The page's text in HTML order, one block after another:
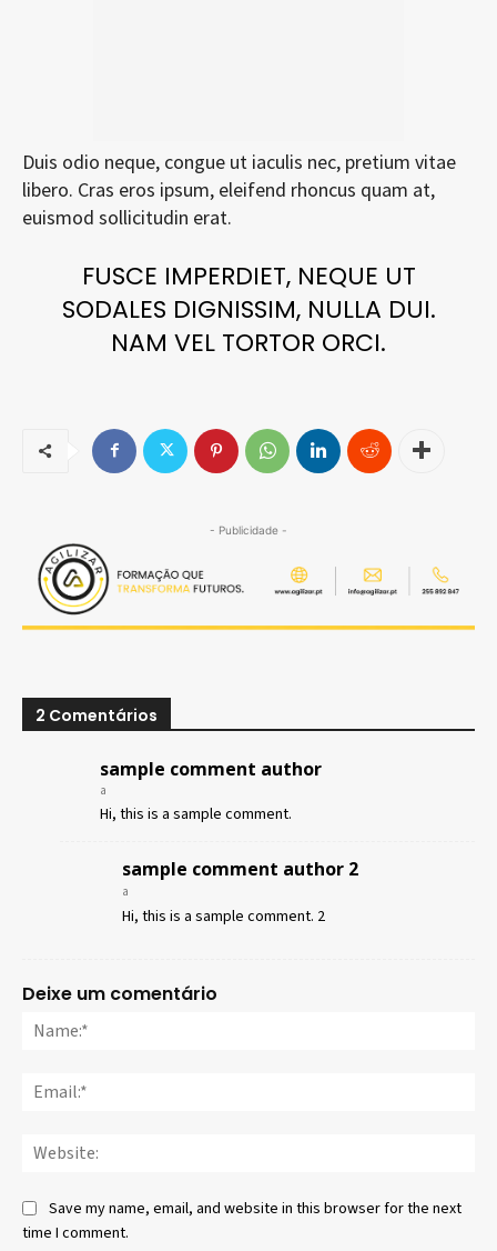
Duis odio neque, congue ut iaculis nec, pretium vitae
libero. Cras eros ipsum, eleifend rhoncus quam at,
euismod sollicitudin erat.
FUSCE IMPERDIET, NEQUE UT
SODALES DIGNISSIM, NULLA DUI.
NAM VEL TORTOR ORCI.
- Publicidade -
2 Comentários
sample comment author
a
Hi, this is a sample comment.
sample comment author 2
a
Hi, this is a sample comment. 2
Deixe um comentário
Save my name, email, and website in this browser for the next
time I comment.